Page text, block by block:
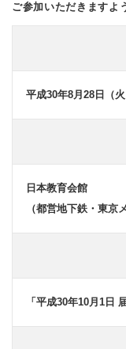
ご参加いただきますよ
平成30年8月28日（
日本教育会館
（都営地下鉄・東京
「平成30年10月1日